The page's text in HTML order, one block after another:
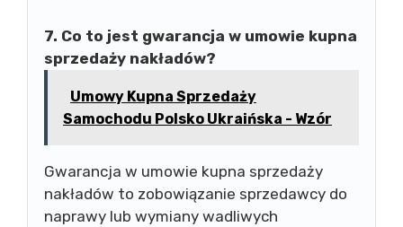
7. Co to jest gwarancja w umowie kupna
sprzedaży nakładów?
Umowy Kupna Sprzedaży
Samochodu Polsko Ukraińska - Wzór
Gwarancja w umowie kupna sprzedaży
nakładów to zobowiązanie sprzedawcy do
naprawy lub wymiany wadliwych